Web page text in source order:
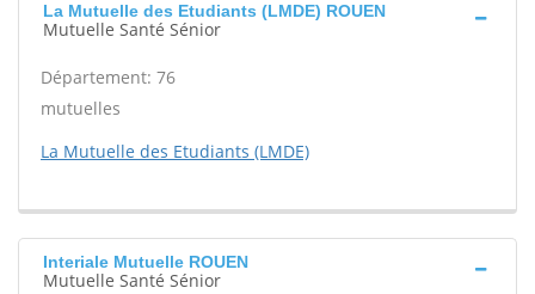
La Mutuelle des Etudiants (LMDE) ROUEN
Mutuelle Santé Sénior
Département: 76
mutuelles
La Mutuelle des Etudiants (LMDE)
Interiale Mutuelle ROUEN
Mutuelle Santé Sénior